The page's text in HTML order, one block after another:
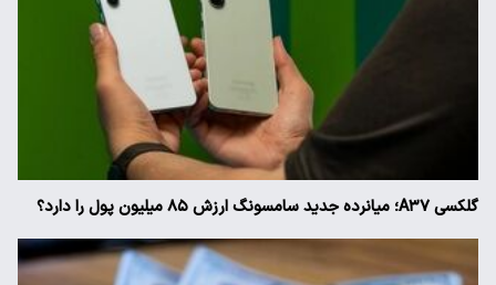
گلکسی A۳۷؛ میانرده جدید سامسونگ ارزش ۸۵ میلیون پول را دارد؟